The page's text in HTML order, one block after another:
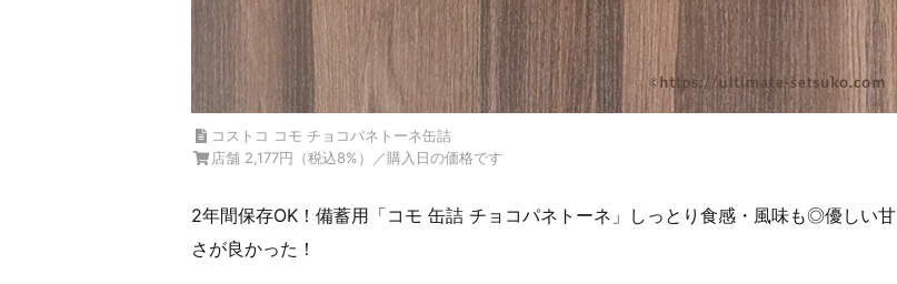
コストコ コモ チョコパネトーネ缶詰
店舗 2,177円（税込8%）／購入日の価格です
2年間保存OK！備蓄用「コモ 缶詰 チョコパネトーネ」しっとり食感・風味も◎優しい甘
さが良かった！